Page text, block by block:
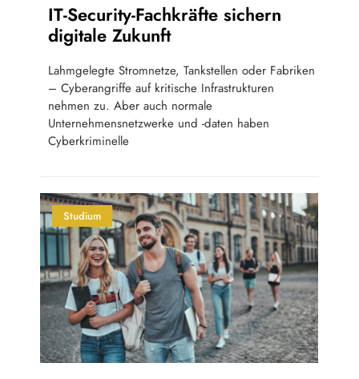
IT-Security-Fachkräfte sichern
digitale Zukunft
Lahmgelegte Stromnetze, Tankstellen oder Fabriken
– Cyberangriffe auf kritische Infrastrukturen
nehmen zu. Aber auch normale
Unternehmensnetzwerke und -daten haben
Cyberkriminelle
Studium